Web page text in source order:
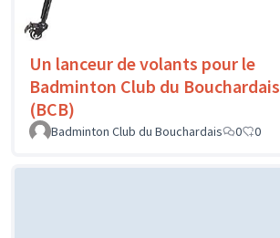
Un lanceur de volants pour le
Badminton Club du Bouchardais
(BCB)
Badminton Club du Bouchardais 0 0